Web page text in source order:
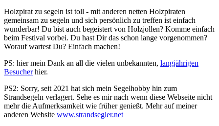
Holzpirat zu segeln ist toll - mit anderen netten Holzpiraten
gemeinsam zu segeln und sich persönlich zu treffen ist einfach
wunderbar! Du bist auch begeistert von Holzjollen? Komme einfach
beim Festival vorbei. Du hast Dir das schon lange vorgenommen?
Worauf wartest Du? Einfach machen!
PS: hier mein Dank an all die vielen unbekannten, langjährigen
Besucherhier.
PS2: Sorry, seit 2021 hat sich mein Segelhobby hin zum
Strandsegeln verlagert. Sehe es mir nach wenn diese Webseite nicht
mehr die Aufmerksamkeit wie früher genießt. Mehr auf meiner
anderen Website www.strandsegler.net